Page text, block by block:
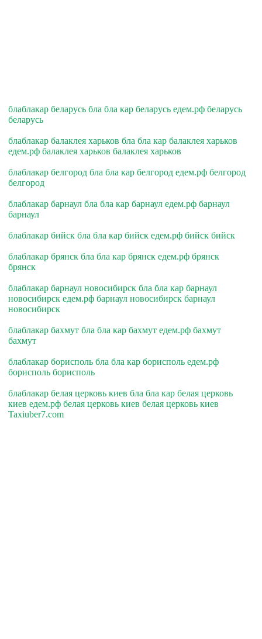
блаблакар беларусь бла бла кар беларусь едем.рф беларусь
беларусь
блаблакар балаклея харьков бла бла кар балаклея харьков
едем.рф балаклея харьков балаклея харьков
блаблакар белгород бла бла кар белгород едем.рф белгород
белгород
блаблакар барнаул бла бла кар барнаул едем.рф барнаул
барнаул
блаблакар бийск бла бла кар бийск едем.рф бийск бийск
блаблакар брянск бла бла кар брянск едем.рф брянск
брянск
блаблакар барнаул новосибирск бла бла кар барнаул
новосибирск едем.рф барнаул новосибирск барнаул
новосибирск
блаблакар бахмут бла бла кар бахмут едем.рф бахмут
бахмут
блаблакар борисполь бла бла кар борисполь едем.рф
борисполь борисполь
блаблакар белая церковь киев бла бла кар белая церковь
киев едем.рф белая церковь киев белая церковь киев
Taxiuber7.com